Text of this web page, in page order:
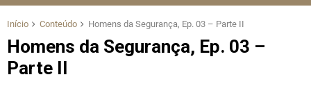
Início Conteúdo Homens da Segurança, Ep. 03 – Parte II
Homens da Segurança, Ep. 03 –
Parte II